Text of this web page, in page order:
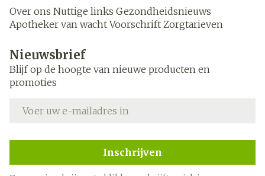
Over ons Nuttige links Gezondheidsnieuws
Apotheker van wacht Voorschrift Zorgtarieven
Nieuwsbrief
Blijf op de hoogte van nieuwe producten en
promoties
Inschrijven